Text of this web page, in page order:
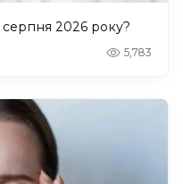
серпня 2026 року?
5,783